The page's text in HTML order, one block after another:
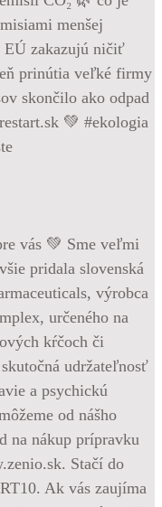
menšej
EÚ zakazujú ničiť
prinútia veľké firmy
skončilo ako odpad
💚 #ekologia